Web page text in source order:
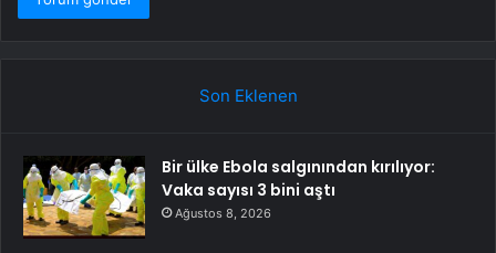
Son Eklenen
Bir ülke Ebola salgınından kırılıyor:
Vaka sayısı 3 bini aştı
Ağustos 8, 2026